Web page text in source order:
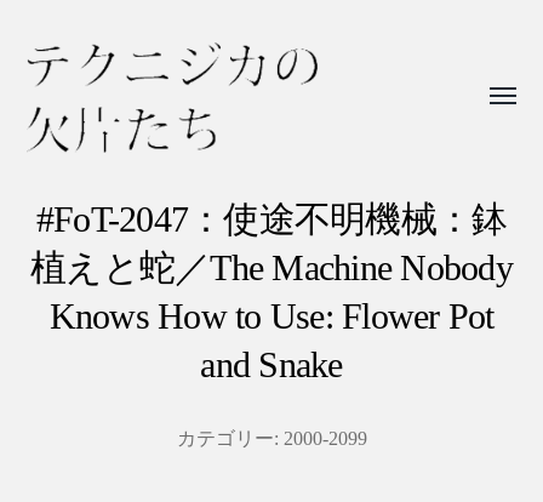
ク
ニ
ジ
カ
#FoT-2047：使途不明機械：鉢
植えと蛇／The Machine Nobody
Knows How to Use: Flower Pot
and Snake
カテゴリー: 2000-2099